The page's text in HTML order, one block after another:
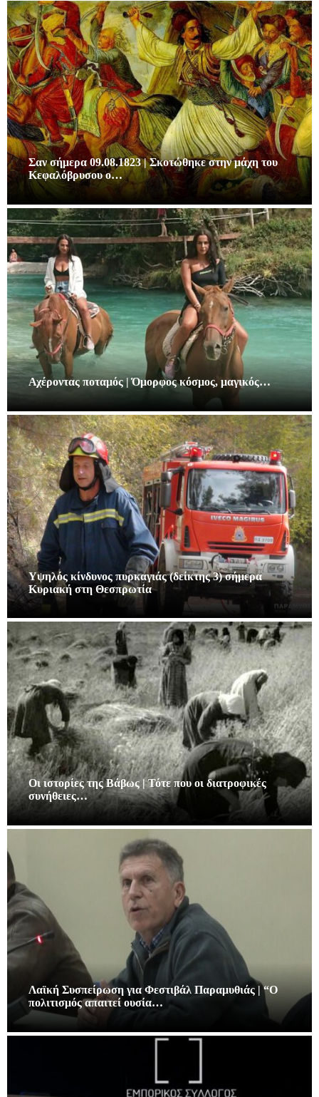
Σαν σήμερα 09.08.1823 | Σκοτώθηκε στην μάχη του
Κεφαλόβρυσου ο…
Αχέροντας ποταμός | Όμορφος κόσμος, μαγικός…
Υψηλός κίνδυνος πυρκαγιάς (δείκτης 3) σήμερα
Κυριακή στη Θεσπρωτία
Οι ιστορίες της Βάβως | Τότε που οι διατροφικές
συνήθειες…
Λαϊκή Συσπείρωση για Φεστιβάλ Παραμυθιάς | “Ο
πολιτισμός απαιτεί ουσία…